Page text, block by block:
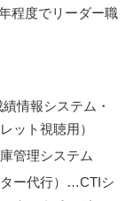
程度でリーダー職
情報システム・
ット視聴用）
管理システム
ー代行）…CTIシ